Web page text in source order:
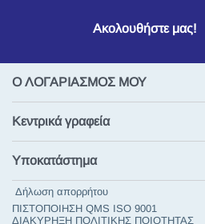
Ακολουθήστε μας!
Ο ΛΟΓΑΡΙΑΣΜΟΣ ΜΟΥ
Κεντρικά γραφεία
Υποκατάστημα
Δήλωση απορρήτου
ΠΙΣΤΟΠΟΙΗΣΗ QMS ISO 9001
ΔΙΑΚΥΡΗΞΗ ΠΟΛΙΤΙΚΗΣ ΠΟΙΟΤΗΤΑΣ